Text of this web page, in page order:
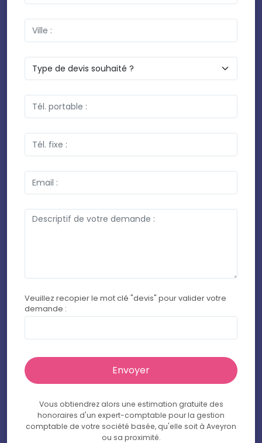
Veuillez recopier le mot clé "devis" pour valider votre
demande :
Vous obtiendrez alors une estimation gratuite des
honoraires d'un expert-comptable pour la gestion
comptable de votre société basée, qu'elle soit à Aveyron
ou sa proximité.